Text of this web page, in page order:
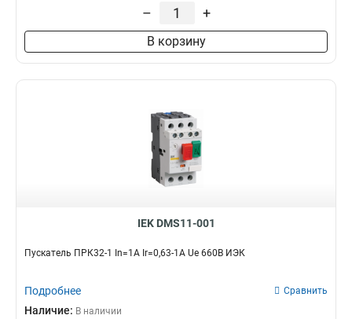
– +
В корзину
IEK DMS11-001
Пускатель ПРК32-1 In=1A Ir=0,63-1A Ue 660В ИЭК
Подробнее Сравнить
Наличие: В наличии